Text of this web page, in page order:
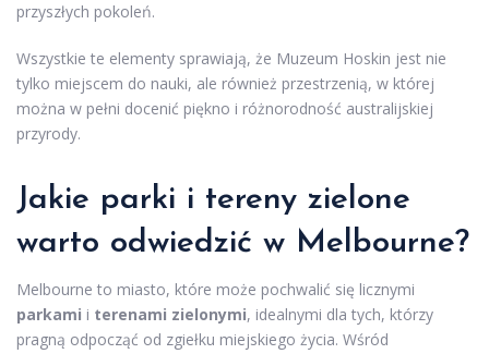
przyszłych pokoleń.
Wszystkie te elementy sprawiają, że Muzeum Hoskin jest nie
tylko miejscem do nauki, ale również przestrzenią, w której
można w pełni docenić piękno i różnorodność australijskiej
przyrody.
Jakie parki i tereny zielone
warto odwiedzić w Melbourne?
Melbourne to miasto, które może pochwalić się licznymi
parkami i terenami zielonymi, idealnymi dla tych, którzy
pragną odpocząć od zgiełku miejskiego życia. Wśród